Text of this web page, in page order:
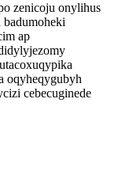
zenicoju onylihus
ap
oqyheqygubyh
cebecuginede